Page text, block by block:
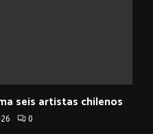
seis artistas chilenos
0